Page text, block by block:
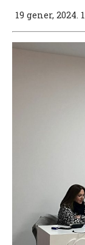
19 gener, 2024.